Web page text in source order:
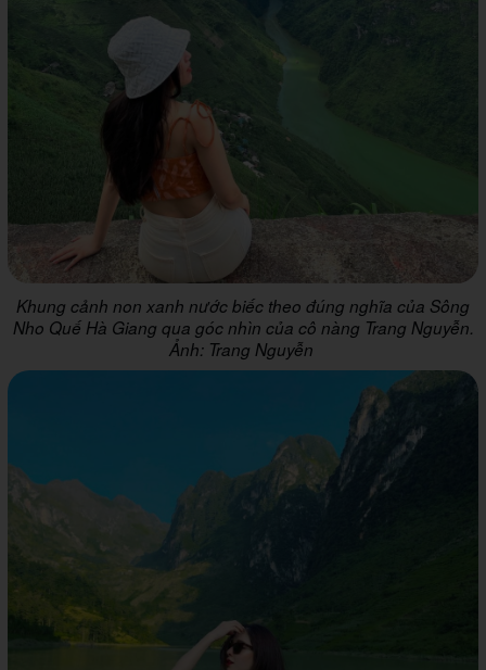
Khung cảnh non xanh nước biếc theo đúng nghĩa của Sông
Nho Quế Hà Giang qua góc nhìn của cô nàng Trang Nguyễn.
Ảnh: Trang Nguyễn